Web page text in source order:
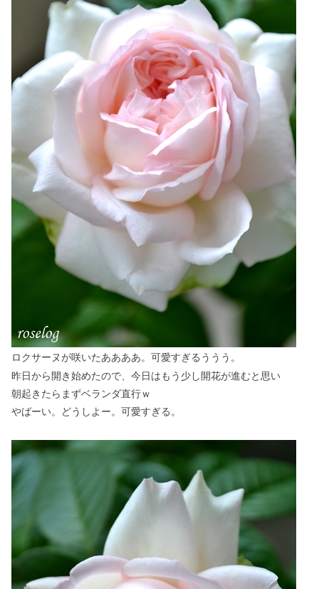
ロクサーヌが咲いたああああ。可愛すぎるううう。
昨日から開き始めたので、今日はもう少し開花が進むと思い
朝起きたらまずベランダ直行ｗ
やばーい。どうしよー。可愛すぎる。